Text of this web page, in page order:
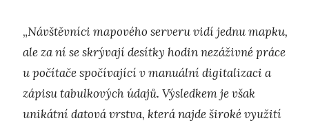
„Návštěvníci mapového serveru vidí jednu mapku,
ale za ní se skrývají desítky hodin nezáživné práce
u počítače spočívající v manuální digitalizaci a
zápisu tabulkových údajů. Výsledkem je však
unikátní datová vrstva, která najde široké využití